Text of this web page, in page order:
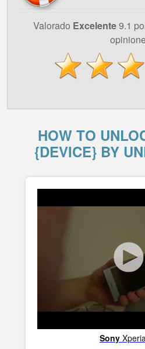
Valorado Excelente9.1
HOW TO
{DEVICE} BY
Sony